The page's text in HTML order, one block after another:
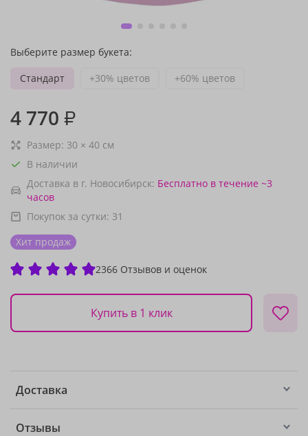
Выберите размер букета:
Стандарт
+30% цветов +60% цветов
4 770 ₽
Размер: 30 × 40 см
В наличии
Доставка в г. Новосибирск: Бесплатно в течение ~3
часов
Покупок за сутки: 31
Хит продаж
2366 Отзывов и оценок
Купить в 1 клик
Доставка
Отзывы